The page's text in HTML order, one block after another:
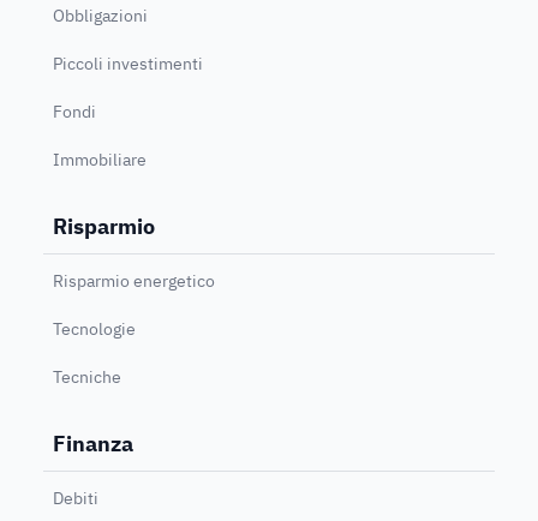
Obbligazioni
Piccoli investimenti
Fondi
Immobiliare
Risparmio
Risparmio energetico
Tecnologie
Tecniche
Finanza
Debiti